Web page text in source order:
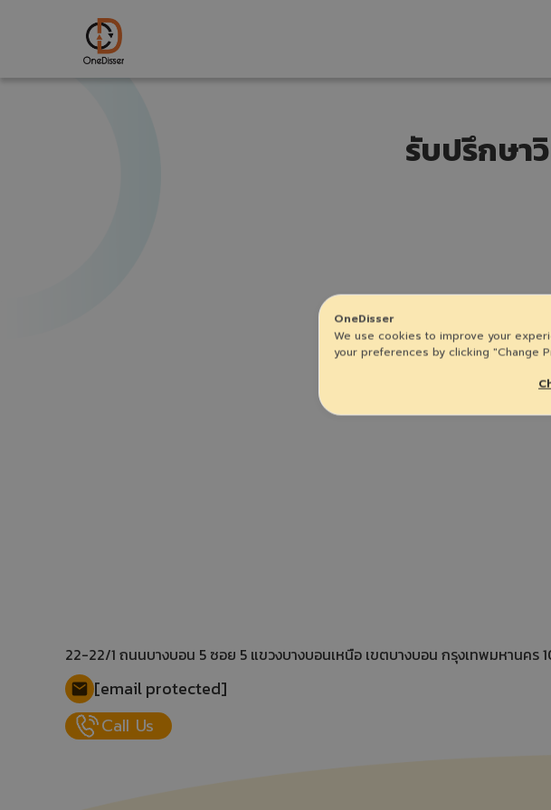
รับปรึกษา
22-22/1 ถนนบางบอน 5 ซอย 5 แขวงบางบอนเหนือ เขตบางบอน กรุงเทพมหานคร
[email protected]
Call Us
OneDisser
We use cookies to improve your
your preferences by clicking "Change